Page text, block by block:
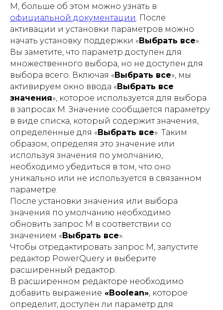
M, больше об этом можно узнать в
официальной документации. После
активации и установки параметров можно
начать установку поддержки «Выбрать все».
Вы заметите, что параметр доступен для
множественного выбора, но не доступен для
выбора всего. Включая «Выбрать все», мы
активируем окно ввода «Выбрать все
значения», которое используется для выбора
в запросах М. Значение сообщается параметру
в виде списка, который содержит значения,
определенные для «Выбрать все». Таким
образом, определяя это значение или
используя значения по умолчанию,
необходимо убедиться в том, что оно
уникально или не используется в связанном
параметре.
После установки значения или выбора
значения по умолчанию необходимо
обновить запрос М в соответствии со
значением «Выбрать все».
Чтобы отредактировать запрос М, запустите
редактор PowerQuery и выберите
расширенный редактор.
В расширенном редакторе необходимо
добавить выражение «Boolean», которое
определит, доступен ли параметр для